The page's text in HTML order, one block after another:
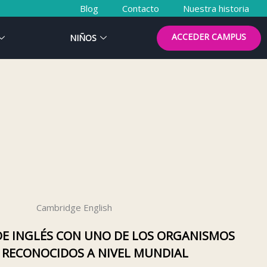
Blog Contacto Nuestra historia
NIÑOS ACCEDER CAMPUS
INGLÉS CON UNO DE LOS ORGANISMOS
A NIVEL MUNDIAL